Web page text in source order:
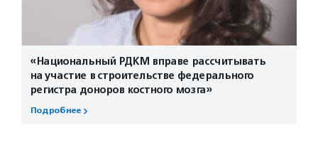
«Национальный РДКМ вправе рассчитывать
на участие в строительстве федерального
регистра доноров костного мозга»
Подробнее